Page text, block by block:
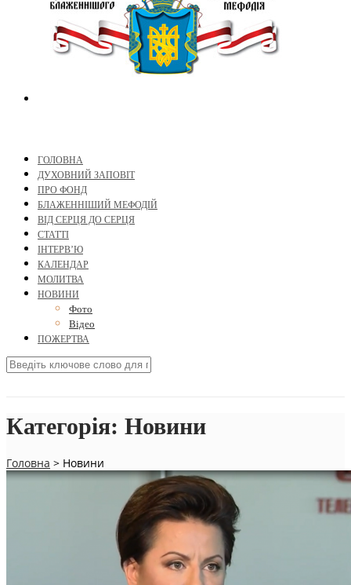
ГОЛОВНА
ДУХОВНИЙ ЗАПОВІТ
ПРО ФОНД
БЛАЖЕННІШИЙ МЕФОДІЙ
ВІД СЕРЦЯ ДО СЕРЦЯ
СТАТТІ
ІНТЕРВ’Ю
КАЛЕНДАР
МОЛИТВА
НОВИНИ
Фото
Відео
ПОЖЕРТВА
Категорія: Новини
Головна > Новини